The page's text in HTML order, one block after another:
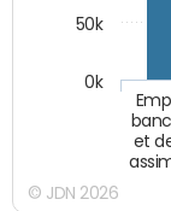
et
0k
50k
© JDN 2026